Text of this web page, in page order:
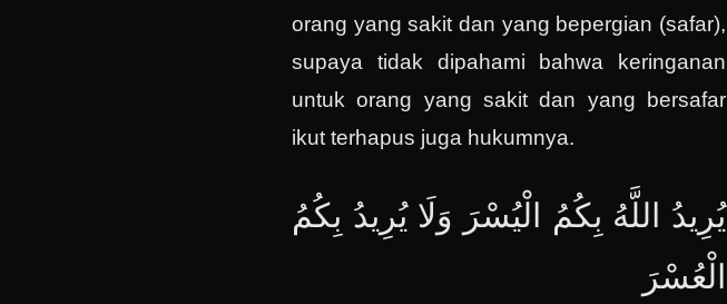
orang yang sakit dan yang bepergian (safar),
supaya tidak dipahami bahwa keringanan
untuk orang yang sakit dan yang bersafar
ikut terhapus juga hukumnya.
يُرِيدُ اللَّهُ بِكُمُ الْيُسْرَ وَلَا يُرِيدُ بِكُمُ
الْعُسْرَ